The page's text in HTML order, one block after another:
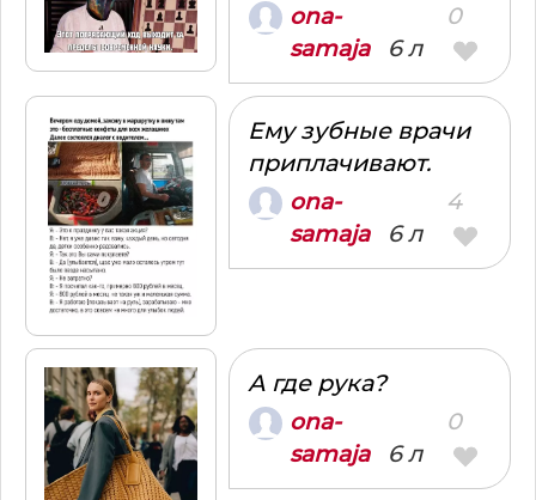
ona-
samaja6 л
0
Ему зубные врачи
приплачивают.
ona-
samaja6 л
4
А где рука?
ona-
samaja6 л
0